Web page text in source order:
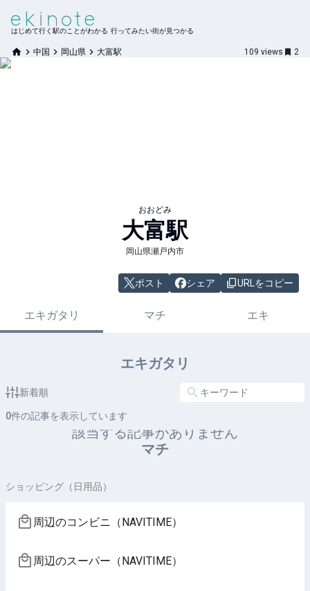
はじめて行く駅のことがわかる 行ってみたい街が見つかる
中国 岡山県 大富駅 109 views 2
おおどみ
大富駅
岡山県瀬戸内市
ポスト シェア URLをコピー
エキガタリ マチ エキ
エキガタリ
新着順
0件の記事を表示しています
該当する記事がありません
マチ
ショッピング（日用品）
周辺のコンビニ（NAVITIME）
周辺のスーパー（NAVITIME）